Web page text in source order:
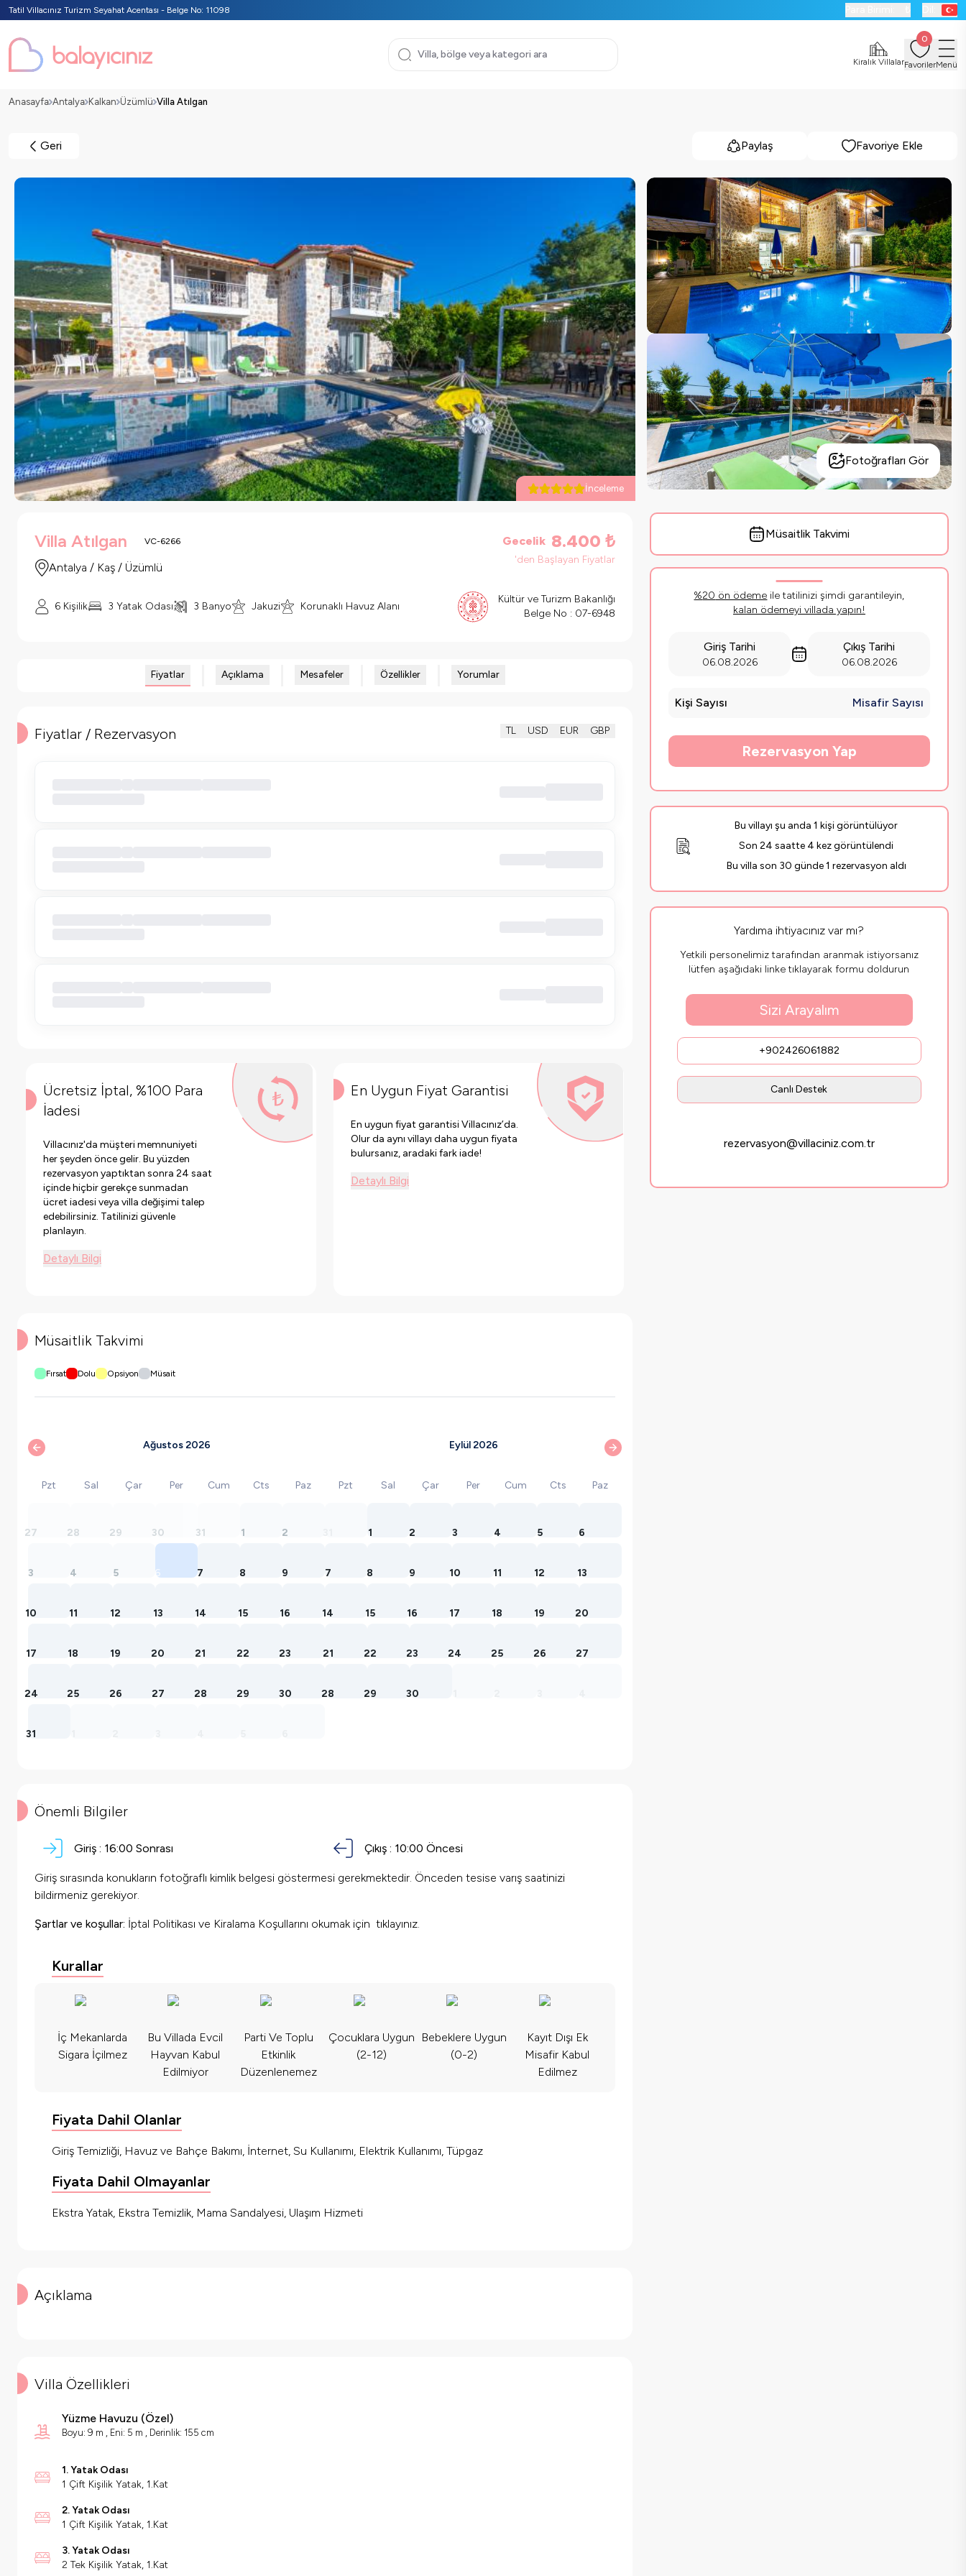
Tatil Villacınız Turizm Seyahat Acentası - Belge No: 11098
Kiralık Villalar
0
FavorilerMenü
Anasayfa Antalya Kalkan Üzümlü Villa Atılgan
Geri Paylaş Favoriye Ekle
İnceleme
Fotoğrafları Gör
Villa Atılgan VC-6266
Antalya / Kaş / Üzümlü
Gecelik 8.400 ₺
'den Başlayan Fiyatlar
6 Kişilik 3 Yatak Odası 3 Banyo Jakuzi Korunaklı Havuz Alanı
Kültür ve Turizm Bakanlığı
Belge No : 07-6948
Fiyatlar Açıklama Mesafeler Özellikler Yorumlar
Fiyatlar / Rezervasyon TL USD EUR GBP
Ücretsiz İptal, %100 Para
İadesi
Villacınız'da müşteri memnuniyeti
her şeyden önce gelir. Bu yüzden
rezervasyon yaptıktan sonra 24 saat
içinde hiçbir gerekçe sunmadan
ücret iadesi veya villa değişimi talep
edebilirsiniz. Tatilinizi güvenle
planlayın.
Detaylı Bilgi
En Uygun Fiyat Garantisi
En uygun fiyat garantisi Villacınız’da.
Olur da aynı villayı daha uygun fiyata
bulursanız, aradaki fark iade!
Detaylı Bilgi
Müsaitlik Takvimi
Fırsat Dolu Opsiyon Müsait
Ağustos 2026
Pzt Sal Çar Per Cum Cts Paz
27 28 29 30 31 1 2
3 4 5 6 7 8 9
10 11 12 13 14 15 16
17 18 19 20 21 22 23
24 25 26 27 28 29 30
31
Eylül 2026
Pzt Sal Çar Per Cum Cts Paz
1 2 3 4 5 6
7 8 9 10 11 12 13
14 15 16 17 18 19 20
21 22 23 24 25 26 27
28 29 30
Önemli Bilgiler
Giriş : 16:00 Sonrası Çıkış : 10:00 Öncesi
Giriş sırasında konukların fotoğraflı kimlik belgesi göstermesi gerekmektedir. Önceden tesise varış saatinizi
bildirmeniz gerekiyor.
Şartlar ve koşullar: İptal Politikası ve Kiralama Koşullarını okumak için tıklayınız.
Kurallar
İç Mekanlarda
Sigara İçilmez
Bu Villada Evcil
Hayvan Kabul
Edilmiyor
Parti Ve Toplu
Etkinlik
Düzenlenemez
Çocuklara Uygun
(2-12)
Bebeklere Uygun
(0-2)
Kayıt Dışı Ek
Misafir Kabul
Edilmez
Fiyata Dahil Olanlar
Giriş Temizliği, Havuz ve Bahçe Bakımı, İnternet, Su Kullanımı, Elektrik Kullanımı, Tüpgaz
Fiyata Dahil Olmayanlar
Ekstra Yatak, Ekstra Temizlik, Mama Sandalyesi, Ulaşım Hizmeti
Açıklama
Villa Özellikleri
Yüzme Havuzu (Özel)
Boyu: 9 m , Eni: 5 m , Derinlik: 155 cm
1. Yatak Odası
1 Çift Kişilik Yatak, 1.Kat
2. Yatak Odası
1 Çift Kişilik Yatak, 1.Kat
3. Yatak Odası
2 Tek Kişilik Yatak, 1.Kat
Müsaitlik Takvimi
%20 ön ödeme ile tatilinizi şimdi garantileyin,
kalan ödemeyi villada yapın!
Giriş Tarihi
06.08.2026
Çıkış Tarihi
06.08.2026
Kişi Sayısı Misafir Sayısı
Rezervasyon Yap
Bu villayı şu anda 1 kişi görüntülüyor
Son 24 saatte 4 kez görüntülendi
Bu villa son 30 günde 1 rezervasyon aldı
Yardıma ihtiyacınız var mı?
Yetkili personelimiz tarafından aranmak istiyorsanız
lütfen aşağıdaki linke tıklayarak formu doldurun
Sizi Arayalım
+902426061882
Canlı Destek
rezervasyon@villaciniz.com.tr